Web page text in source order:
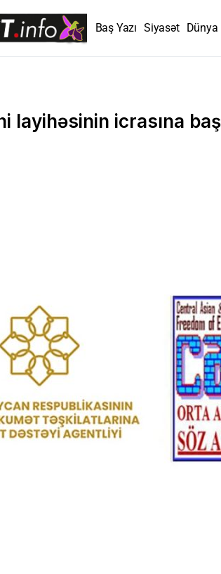
Baş Yazı Siyasət Dünya
layihəsinin icrasına